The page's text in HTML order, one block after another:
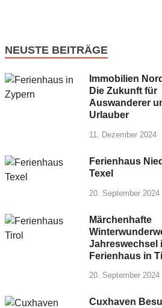
NEUSTE BEITRÄGE
Immobilien
Die Zukunft für
Auswanderer
Urlauber
11. Dezember 2024
Ferienhaus
Texel
20. September 2024
Märchenhafte
Jahreswechsel
Ferienhaus in
20. September 2024
Cuxhaven